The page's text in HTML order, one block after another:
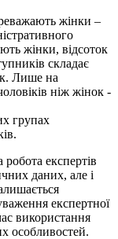
жінки –
жінки, відсоток
складає
Лише на
ніж жінок -
групах
експертів
даних, але і
експертної
використання
особливостей.